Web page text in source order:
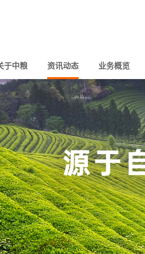
于中粮 资讯动态 业务概览